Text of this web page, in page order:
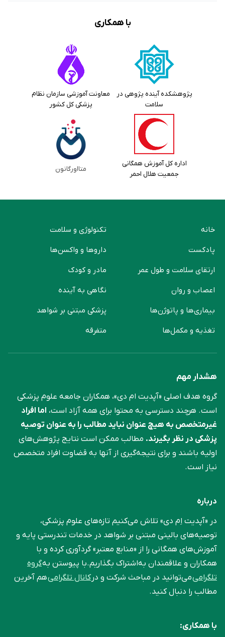
با همکاری
پژوهشکده آینده پژوهی در
سلامت
معاونت آموزشی سازمان نظام
پزشکی کل کشور
اداره کل آموزش همگانی
جمعیت هلال احمر
متااورگانون
خانه
پادکست
ارتقای سلامت و طول عمر
اعصاب و روان
بیماری‌ها و پاتوژن‌ها
تغذیه و مکمل‌ها
تکنولوژی و سلامت
دارو‌ها و واکسن‌ها
مادر و کودک
نگاهی به آینده
پزشکی مبتنی بر شواهد
متفرقه
هشدار مهم
گروه هدف اصلی «آپدیت ام دی»، همکاران جامعه علوم ‌پزشکی
است. هرچند دسترسی به محتوا برای همه آزاد است، اما افراد
غیرمتخصص به هیچ عنوان نباید مطالب را به عنوان توصیه
پزشکی در نظر بگیرند. مطالب ممکن است نتایج پژوهش‌های
اولیه باشند و برای نتیجه‌گیری از آنها به قضاوت افراد متخصص
نیاز است.
درباره
در «آپدیت اِم دی» تلاش می‌کنیم تازه‌های علوم پزشکی،
توصیه‌های بالینی مبتنی بر شواهد در خدمات تندرستی پایه و
آموزش‌های همگانی را از «منابع معتبر» گردآوری کرده و با
همکاران و علاقمندان به‌اشتراک بگذاریم.با پیوستن بهگروه
تلگرامیمی‌توانید در مباحث شرکت و درکانال تلگرامیهم آخرین
مطالب را دنبال کنید.
با همکاری: